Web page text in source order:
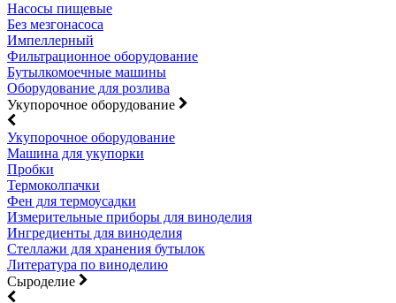
Насосы пищевые
Без мезгонасоса
Импеллерный
Фильтрационное оборудование
Бутылкомоечные машины
Оборудование для розлива
Укупорочное оборудование
Укупорочное оборудование
Машина для укупорки
Пробки
Термоколпачки
Фен для термоусадки
Измерительные приборы для виноделия
Ингредиенты для виноделия
Стеллажи для хранения бутылок
Литература по виноделию
Сыроделие